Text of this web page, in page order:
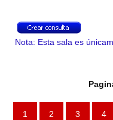
Nota: Esta sala es
1 2 3 4